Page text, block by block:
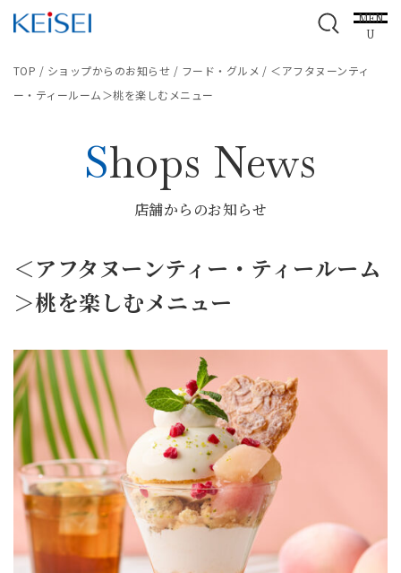
MEN
U
TOP / ショップからのお知らせ / フード・グルメ / ＜アフタヌーンティ
ー・ティールーム＞桃を楽しむメニュー
Shops News
店舗からのお知らせ
＜アフタヌーンティー・ティールーム
＞桃を楽しむメニュー